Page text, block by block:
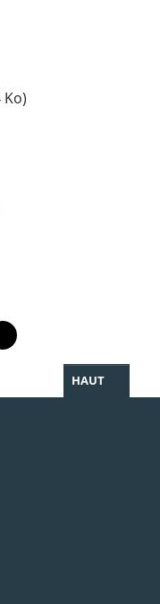
Linkedin
profil Facebook
le profil Twitter
Partager par WhatsApp
HAUT